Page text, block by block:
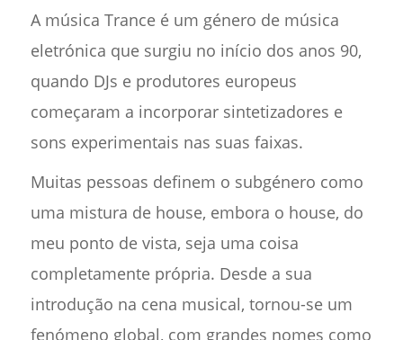
A música Trance é um género de música
eletrónica que surgiu no início dos anos 90,
quando DJs e produtores europeus
começaram a incorporar sintetizadores e
sons experimentais nas suas faixas.
Muitas pessoas definem o subgénero como
uma mistura de house, embora o house, do
meu ponto de vista, seja uma coisa
completamente própria. Desde a sua
introdução na cena musical, tornou-se um
fenómeno global, com grandes nomes como